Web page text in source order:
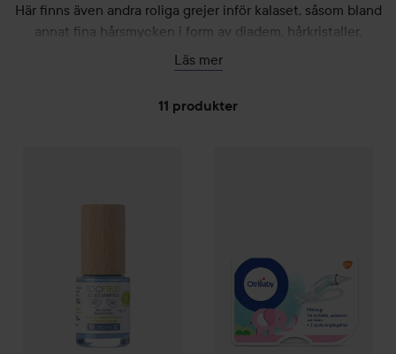
Här finns även andra roliga grejer inför kalaset, såsom bland
annat fina hårsmycken i form av diadem, hårkristaller,
spännen med blommor, rosetter eller hårband i olika färger.
Perfekt för en extra speciell dag eller bara en helt vanlig
Läs mer
11 produkter